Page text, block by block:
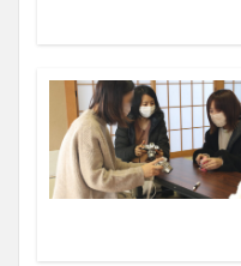
カメラ教室